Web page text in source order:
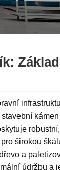
širokou
a
údržbu a